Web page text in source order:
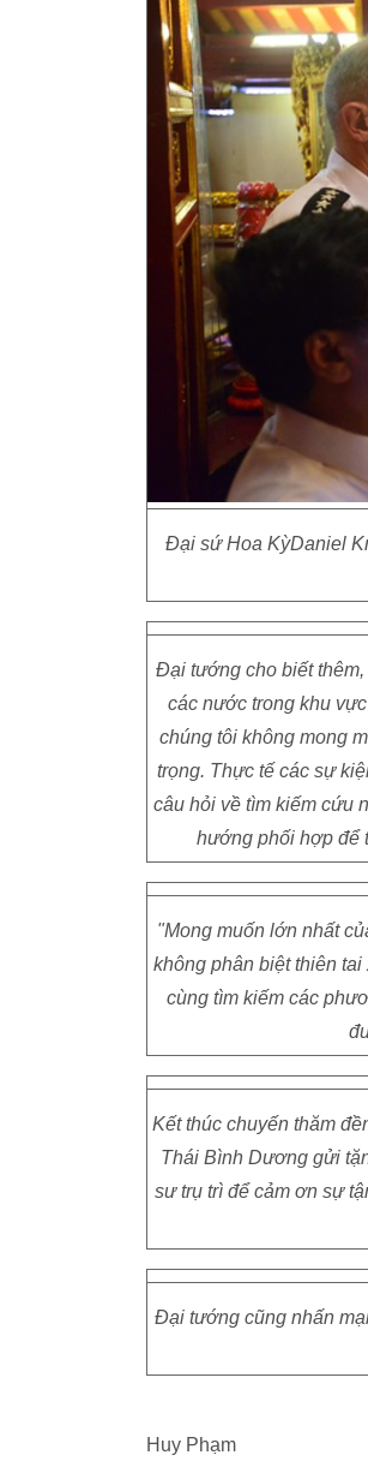
Đại sứ Hoa KỳDaniel
Đại tướng cho biết
các nước trong khu
chúng tôi không mong
trọng. Thực tế các sự
câu hỏi về tìm kiếm cứu
hướng phối hợp để
"Mong muốn lớn nhất
không phân biệt thiên
cùng tìm kiếm các
Kết thúc chuyến thăm
Thái Bình Dương gửi
sư trụ trì để cảm ơn sự
Đại tướng cũng nhấn
Huy Phạm